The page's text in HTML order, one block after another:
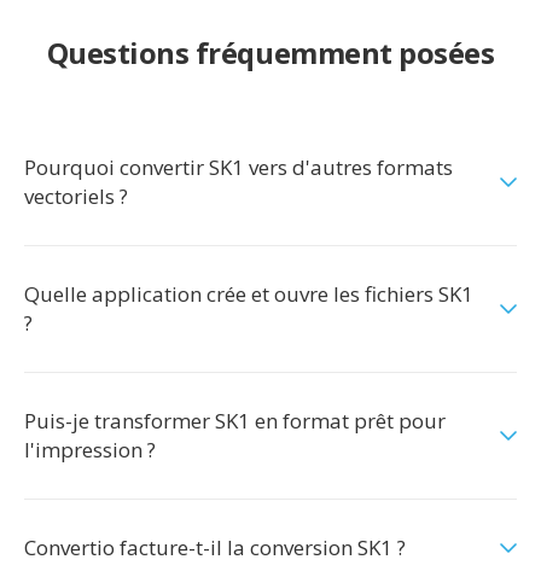
Questions fréquemment posées
Pourquoi convertir SK1 vers d'autres formats
vectoriels ?
Quelle application crée et ouvre les fichiers SK1
?
Puis-je transformer SK1 en format prêt pour
l'impression ?
Convertio facture-t-il la conversion SK1 ?